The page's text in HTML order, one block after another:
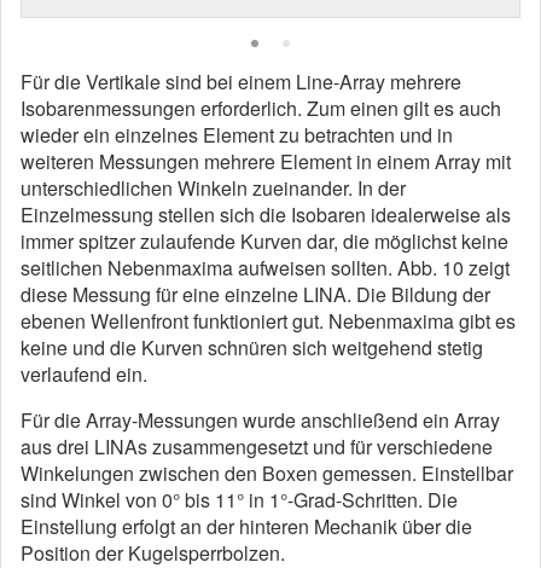
Für die Vertikale sind bei einem Line-Array mehrere
Isobarenmessungen erforderlich. Zum einen gilt es auch
wieder ein einzelnes Element zu betrachten und in
weiteren Messungen mehrere Element in einem Array mit
unterschiedlichen Winkeln zueinander. In der
Einzelmessung stellen sich die Isobaren idealerweise als
immer spitzer zulaufende Kurven dar, die möglichst keine
seitlichen Nebenmaxima aufweisen sollten. Abb. 10 zeigt
diese Messung für eine einzelne LINA. Die Bildung der
ebenen Wellenfront funktioniert gut. Nebenmaxima gibt es
keine und die Kurven schnüren sich weitgehend stetig
verlaufend ein.
Für die Array-Messungen wurde anschließend ein Array
aus drei LINAs zusammengesetzt und für verschiedene
Winkelungen zwischen den Boxen gemessen. Einstellbar
sind Winkel von 0° bis 11° in 1°-Grad-Schritten. Die
Einstellung erfolgt an der hinteren Mechanik über die
Position der Kugelsperrbolzen.